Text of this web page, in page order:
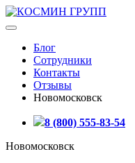
Блог
Сотрудники
Контакты
Отзывы
Новомосковск
8 (800) 555-83-54
Новомосковск